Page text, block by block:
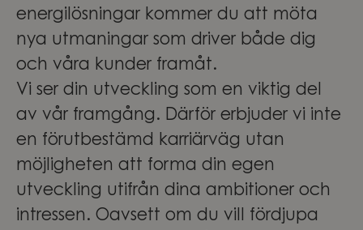
energilösningar kommer du att möta
nya utmaningar som driver både dig
och våra kunder framåt.
Vi ser din utveckling som en viktig del
av vår framgång. Därför erbjuder vi inte
en förutbestämd karriärväg utan
möjligheten att forma din egen
utveckling utifrån dina ambitioner och
intressen. Oavsett om du vill fördjupa